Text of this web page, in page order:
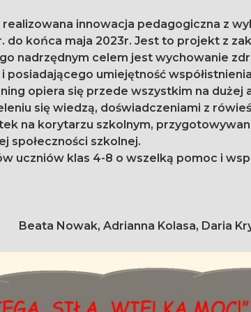
innowacja pedagogiczna z
nadrzędnym celem jest wychowanie
posiadającego umiejętność
opiera się przede wszystkim na dużej
się wiedzą, doświadczeniami z
na korytarzu szkolnym,
społeczności szkolnej.
uczniów klas 4-8 o wszelką pomoc i
Beata Nowak, Adrianna Kolasa, Daria